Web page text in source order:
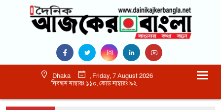
Dhaka
, Friday, 7 August 2026
নিবন্ধন নাম্বারঃ ১১০, কোড নাম্বারঃ ৯২